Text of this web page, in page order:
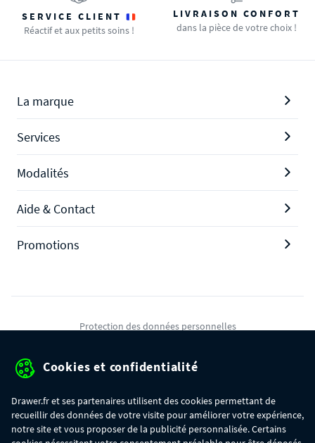
SERVICE CLIENT
Réactif et aux petits soins !
LIVRAISON CONFORT
dans la pièce de votre choix !
La marque
Services
Modalités
Aide & Contact
Promotions
Protection des données personnelles
Gérer mes cookies
Cookies et confidentialité
Drawer.fr et ses partenaires utilisent des cookies permettant de
recueillir des données de votre visite pour améliorer votre expérience,
notre site et vous proposer de la publicité personnalisée. Certains